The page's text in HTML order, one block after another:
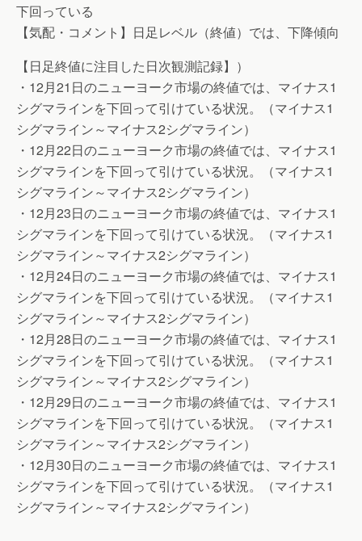
下回っている
【気配・コメント】日足レベル（終値）では、下降傾向
【日足終値に注目した日次観測記録】）
・12月21日のニューヨーク市場の終値では、マイナス1
シグマラインを下回って引けている状況。（マイナス1
シグマライン～マイナス2シグマライン）
・12月22日のニューヨーク市場の終値では、マイナス1
シグマラインを下回って引けている状況。（マイナス1
シグマライン～マイナス2シグマライン）
・12月23日のニューヨーク市場の終値では、マイナス1
シグマラインを下回って引けている状況。（マイナス1
シグマライン～マイナス2シグマライン）
・12月24日のニューヨーク市場の終値では、マイナス1
シグマラインを下回って引けている状況。（マイナス1
シグマライン～マイナス2シグマライン）
・12月28日のニューヨーク市場の終値では、マイナス1
シグマラインを下回って引けている状況。（マイナス1
シグマライン～マイナス2シグマライン）
・12月29日のニューヨーク市場の終値では、マイナス1
シグマラインを下回って引けている状況。（マイナス1
シグマライン～マイナス2シグマライン）
・12月30日のニューヨーク市場の終値では、マイナス1
シグマラインを下回って引けている状況。（マイナス1
シグマライン～マイナス2シグマライン）